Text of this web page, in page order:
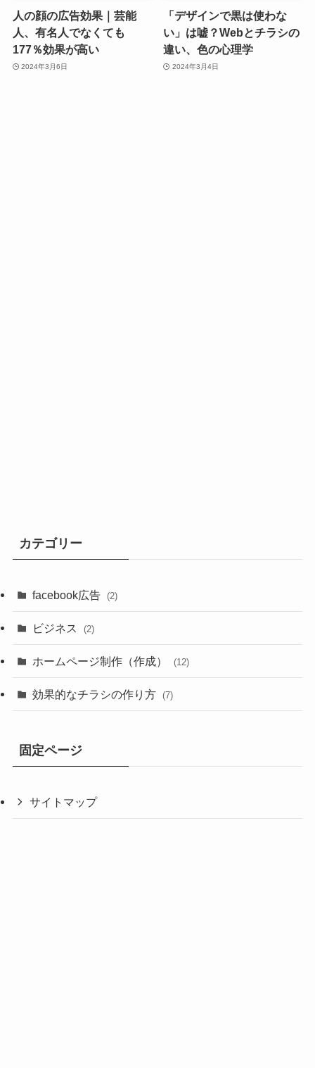
人の顔の広告効果｜芸能
人、有名人でなくても
177％効果が高い
2024年3月6日
「デザインで黒は使わな
い」は嘘？Webとチラシの
違い、色の心理学
2024年3月4日
カテゴリー
facebook広告 (2)
ビジネス (2)
ホームページ制作（作成） (12)
効果的なチラシの作り方 (7)
固定ページ
サイトマップ